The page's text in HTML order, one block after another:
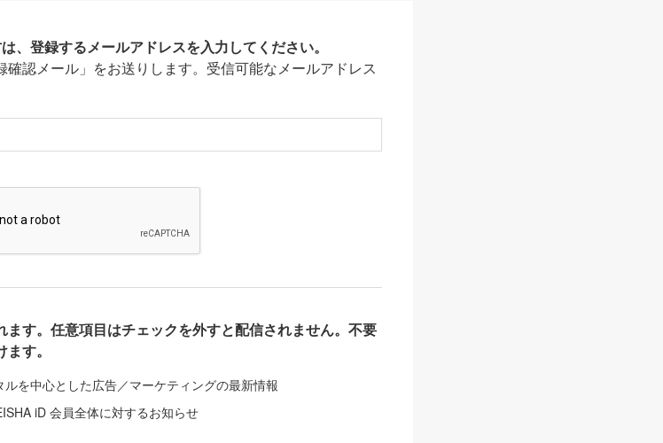
、登録するメールアドレスを入力してください。
認メール」をお送りします。受信可能なメールアドレス
す。任意項目はチェックを外すと配信されません。不要
す。
ルを中心とした広告／マーケティングの最新情報
iD 会員全体に対するお知らせ